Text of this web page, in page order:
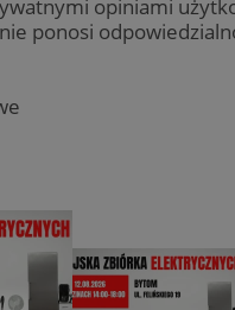
opiniami
ponosi